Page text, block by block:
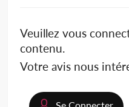
Veuillez vous
contenu.
Votre avis nous